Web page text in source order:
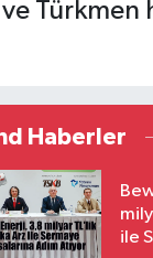
Türkmen
Haberler
ile